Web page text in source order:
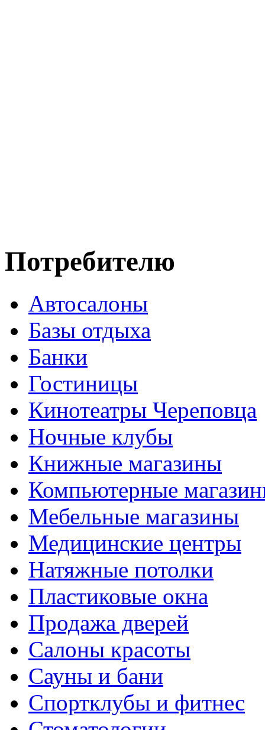
Потребителю
Автосалоны
Базы отдыха
Банки
Гостиницы
Кинотеатры Череповца
Ночные клубы
Книжные магазины
Компьютерные
Мебельные магазины
Медицинские центры
Натяжные потолки
Пластиковые окна
Продажа дверей
Салоны красоты
Сауны и бани
Спортклубы и фитнес